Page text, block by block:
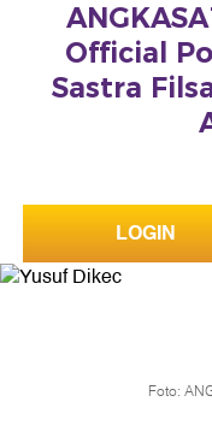
Loading...
Official
Sastra
LOGIN
Foto: